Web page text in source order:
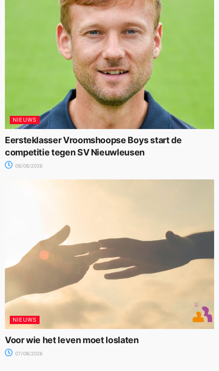
NIEUWS
Eersteklasser Vroomshoopse Boys start de
competitie tegen SV Nieuwleusen
08/08/2026
NIEUWS
Voor wie het leven moet loslaten
07/08/2026